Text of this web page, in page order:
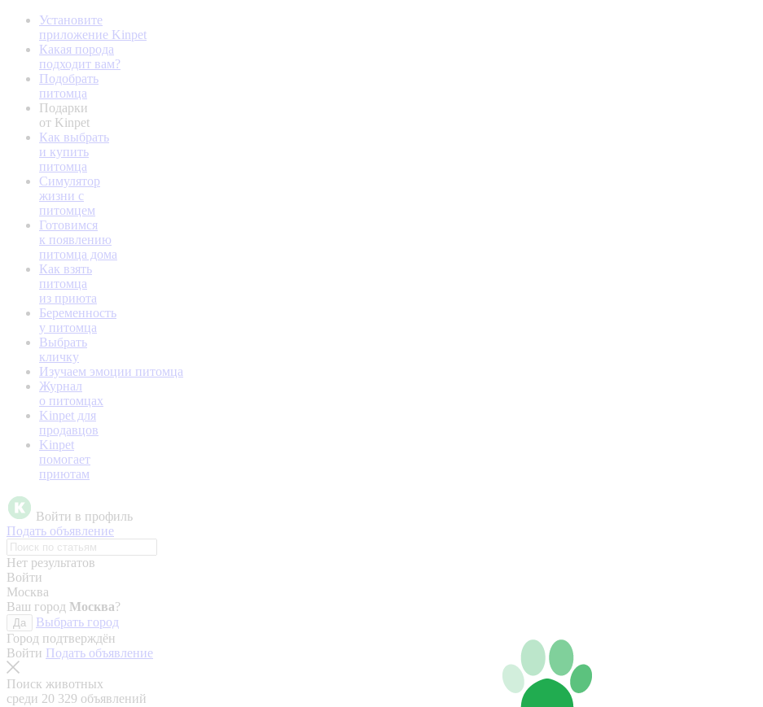
Установите
приложение Kinpet
Какая порода
подходит вам?
Подобрать
питомца
Подарки
от Kinpet
Как выбрать
и купить
питомца
Симулятор
жизни с
питомцем
Готовимся
к появлению
питомца дома
Как взять
питомца
из приюта
Беременность
у питомца
Выбрать
кличку
Изучаем эмоции питомца
Журнал
о питомцах
Kinpet для
продавцов
Kinpet
помогает
приютам
Войти в профиль
Подать объявление
Нет результатов
Войти
Москва
Ваш город Москва?
Да
Выбрать город
Город подтверждён
Войти Подать объявление
Поиск животных
среди 20 329 объявлений